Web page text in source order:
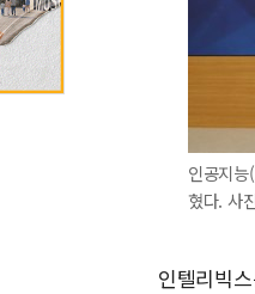
인공지
혔다. 사
인텔리빅